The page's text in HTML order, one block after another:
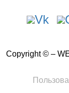
Copyright © –